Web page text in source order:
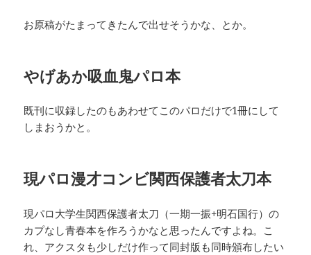
お原稿がたまってきたんで出せそうかな、とか。
やげあか吸血鬼パロ本
既刊に収録したのもあわせてこのパロだけで1冊にして
しまおうかと。
現パロ漫才コンビ関西保護者太刀本
現パロ大学生関西保護者太刀（一期一振+明石国行）の
カプなし青春本を作ろうかなと思ったんですよね。こ
れ、アクスタも少しだけ作って同封版も同時頒布したい